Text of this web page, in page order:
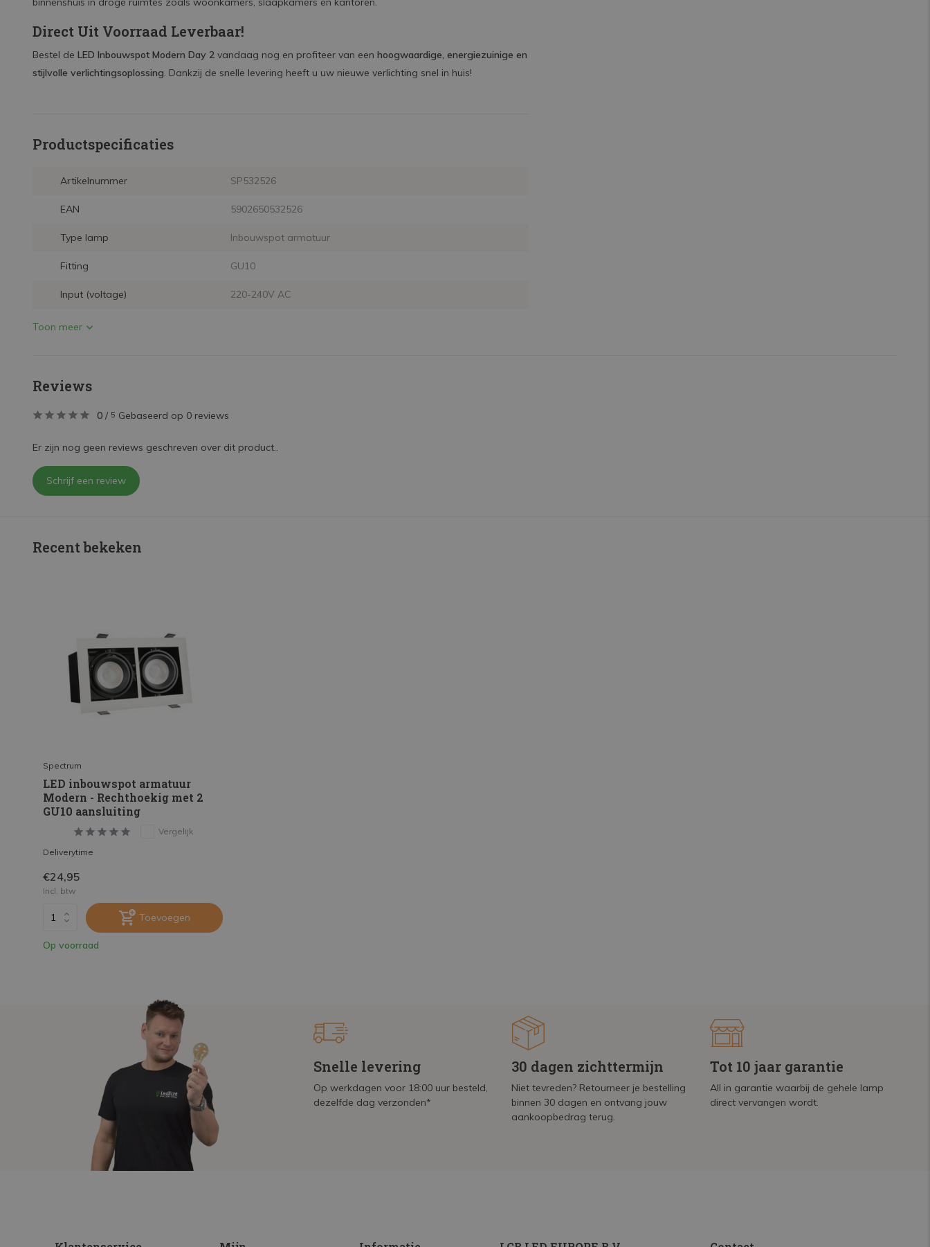
Direct Uit Voorraad Leverbaar!
Bestel de LED Inbouwspot Modern Day 2 vandaag nog en profiteer van een hoogwaardige, energiezuinige en
stijlvolle verlichtingsoplossing. Dankzij de snelle levering heeft u uw nieuwe verlichting snel in huis!
Productspecificaties
Artikelnummer SP532526
EAN 5902650532526
Type lamp Inbouwspot armatuur
Fitting GU10
Input (voltage) 220-240V AC
Toon meer
Reviews
0 / 5 Gebaseerd op 0 reviews
Er zijn nog geen reviews geschreven over dit product..
Schrijf een review
Recent bekeken
Spectrum
LED inbouwspot armatuur
Modern - Rechthoekig met 2
GU10 aansluiting
Vergelijk
Deliverytime
€24,95
Incl. btw
Toevoegen
Op voorraad
Snelle levering
Op werkdagen voor 18:00 uur besteld,
dezelfde dag verzonden*
30 dagen zichttermijn
Niet tevreden? Retourneer je bestelling
binnen 30 dagen en ontvang jouw
aankoopbedrag terug.
Tot 10 jaar garantie
All in garantie waarbij de gehele lamp
direct vervangen wordt.